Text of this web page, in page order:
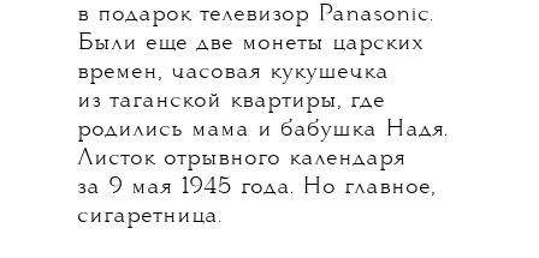
в подарок телевизор Panasonic.
Были еще две монеты царских
времен, часовая кукушечка
из таганской квартиры, где
родились мама и бабушка Надя.
Листок отрывного календаря
за 9 мая 1945 года. Но главное,
сигаретница.